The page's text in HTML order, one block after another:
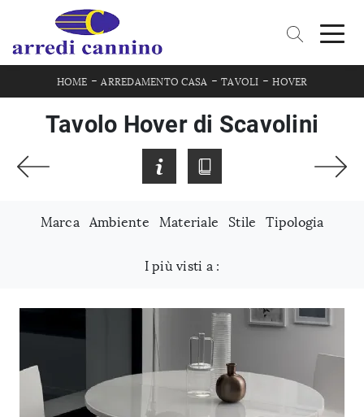
HOME -ARREDAMENTO CASA - TAVOLI -HOVER
Tavolo Hover di Scavolini
Marca Ambiente Materiale Stile Tipologia
I più visti a :